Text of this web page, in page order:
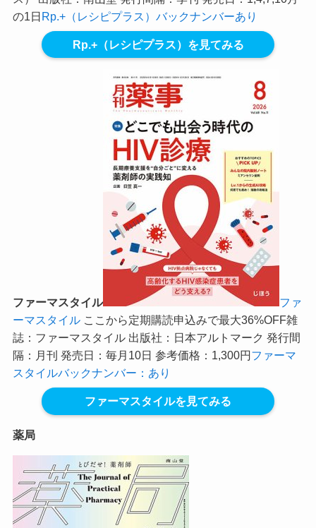
の1日Rp.+（レシピプラス）バックナンバーあり
Rp.+（レシピプラス）を見てみる
ファーマスタイル
ファ
ーマスタイル ここから定期購読申込みで最大36%OFF雑
誌：ファーマスタイル 出版社：日本アルトマーク 発行間
隔：月刊 発売日：毎月10日 参考価格：1,300円 ファーマ
スタイルバックナンバー：あり
ファーマスタイルを見てみる
薬局